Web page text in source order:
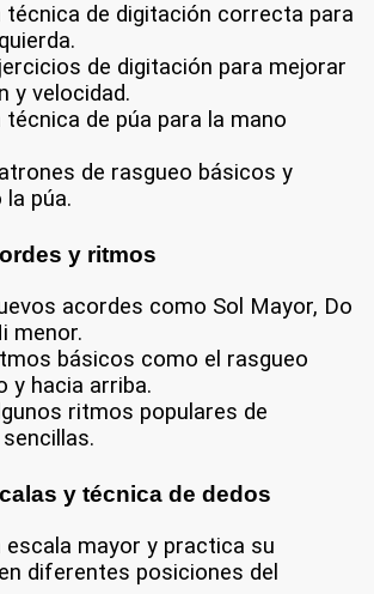
técnica de digitación correcta para
de digitación para mejorar
y velocidad.
técnica de púa para la mano
de rasgueo básicos y
púa.
y ritmos
acordes como Sol Mayor, Do
menor.
básicos como el rasgueo
y hacia arriba.
ritmos populares de
y técnica de dedos
escala mayor y practica su
diferentes posiciones del